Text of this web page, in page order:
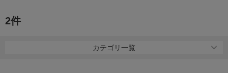
2件
カテゴリ一覧